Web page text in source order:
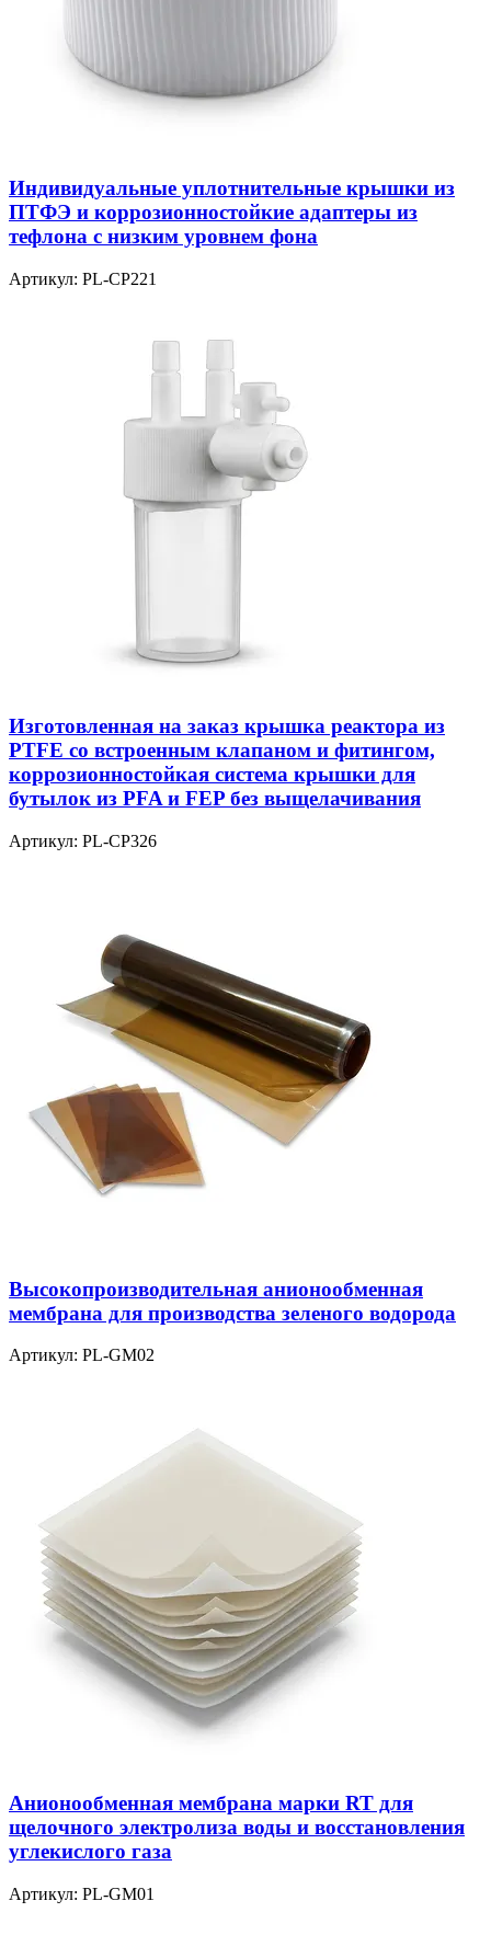
Индивидуальные уплотнительные крышки из
ПТФЭ и коррозионностойкие адаптеры из
тефлона с низким уровнем фона
Артикул: PL-CP221
Изготовленная на заказ крышка реактора из
PTFE со встроенным клапаном и фитингом,
коррозионностойкая система крышки для
бутылок из PFA и FEP без выщелачивания
Артикул: PL-CP326
Высокопроизводительная анионообменная
мембрана для производства зеленого водорода
Артикул: PL-GM02
Анионообменная мембрана марки RT для
щелочного электролиза воды и восстановления
углекислого газа
Артикул: PL-GM01